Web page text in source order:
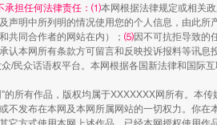
声名
走近
承担任何法律责任：⑴本网根据法律规定或相关
声明中所列明的情况使用您的个人信息，由此所
共同合作者的网站在内）； ⑸因不可抗拒导致的
认本网所有条款方可留言和反映投诉报料等讯
/民众话语权平台。本网根据各国新法律和国际互
的所有作品，版权均属于XXXXXXX网所有。本
不发布在本网及本网所属网站的一切权力。你